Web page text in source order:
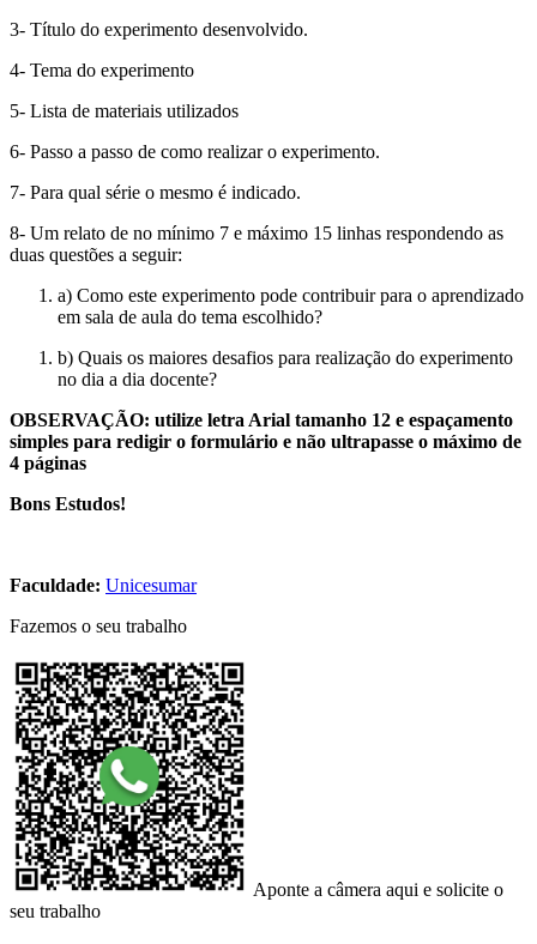
3- Título do experimento desenvolvido.
4- Tema do experimento
5- Lista de materiais utilizados
6- Passo a passo de como realizar o experimento.
7- Para qual série o mesmo é indicado.
8- Um relato de no mínimo 7 e máximo 15 linhas respondendo as
duas questões a seguir:
a) Como este experimento pode contribuir para o aprendizado
em sala de aula do tema escolhido?
b) Quais os maiores desafios para realização do experimento
no dia a dia docente?
OBSERVAÇÃO: utilize letra Arial tamanho 12 e espaçamento
simples para redigir o formulário e não ultrapasse o máximo de
4 páginas
Bons Estudos!
Faculdade: Unicesumar
Fazemos o seu trabalho
Aponte a câmera aqui e solicite o
seu trabalho